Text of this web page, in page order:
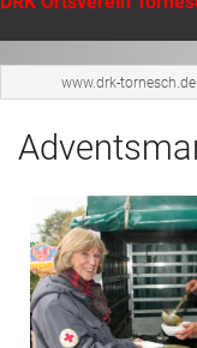
Startseite
Mithilfe
Adressen
Aktuelles
www.drk-tornesch.de